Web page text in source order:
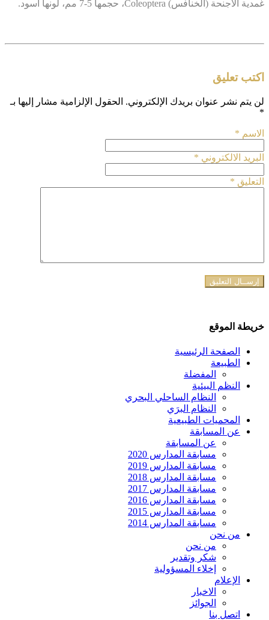
غمدية الأجنحة (الخنافس) Coleoptera، حجمها 5-7 مم، لونها أسود.
اكتب تعليق
لن يتم نشر عنوان بريدك الإلكتروني. الحقول الإلزامية مشار إليها بـ
*
الاسم *
البريد الالكتروني *
التعليق *
خريطة الموقع
الصفحة الرئيسية
الطبيعة
المفضلة
النظم البيئية
النظام الساحلي البحري
النظام البرَي
المحميات الطبيعية
عن المسابقة
عن المسابقة
مسابقة المدارس 2020
مسابقة المدارس 2019
مسابقة المدارس 2018
مسابقة المدارس 2017
مسابقة المدارس 2016
مسابقة المدارس 2015
مسابقة المدارس 2014
من نحن
من نحن
شكر وتقدير
إخلاء المسؤولية
الإعلام
الاخبار
الجوائز
اتصل بنا